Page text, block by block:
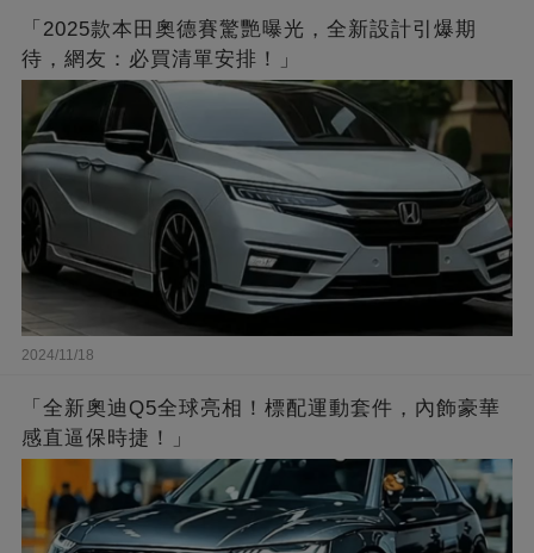
「2025款本田奧德賽驚艷曝光，全新設計引爆期
待，網友：必買清單安排！」
2024/11/18
「全新奧迪Q5全球亮相！標配運動套件，內飾豪華
感直逼保時捷！」